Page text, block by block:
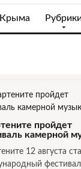
Крыма
пройдет
камерной
12 августа